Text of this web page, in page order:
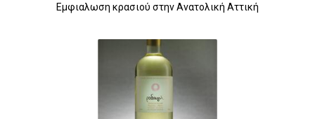
Εμφιαλωση κρασιού στην Ανατολική Αττική